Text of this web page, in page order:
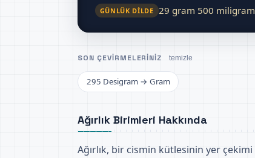
GÜNLÜK DILDE 29 gram 500 miligram
SON ÇEVIRMELERINIZ temizle
295 Desigram → Gram
Ağırlık Birimleri Hakkında
Ağırlık, bir cismin kütlesinin yer